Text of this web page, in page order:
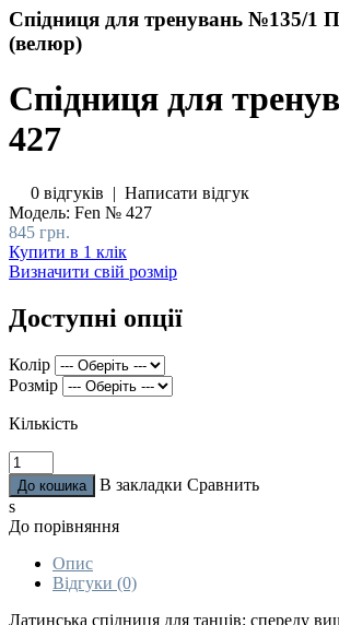
Спідниця для тренувань №135/1
(велюр)
Спідниця для
427
0 відгуків | Написати відгук
Модель: Fen № 427
845 грн.
Купити в 1 клік
Визначити свій розмір
Доступні опції
Колір
Розмір
Кількість
В закладки Сравнить
s
До порівняння
Опис
Відгуки (0)
Латинська спідниця для танців: спереду